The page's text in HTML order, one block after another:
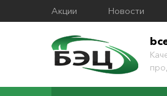
Акции Новости